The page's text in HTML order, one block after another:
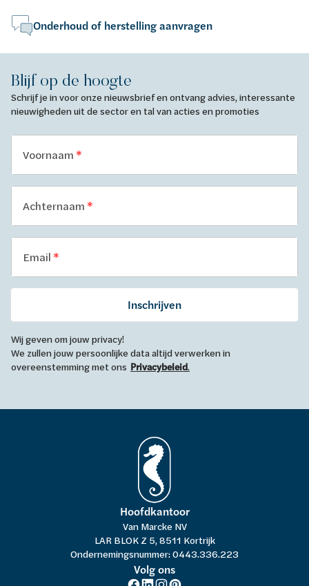
Onderhoud of herstelling aanvragen
Blijf op de hoogte
Schrijf je in voor onze nieuwsbrief en ontvang advies, interessante
nieuwigheden uit de sector en tal van acties en promoties
Voornaam
Achternaam
Email
Inschrijven
Wij geven om jouw privacy!
We zullen jouw persoonlijke data altijd verwerken in
overeenstemming met ons Privacybeleid.
Hoofdkantoor
Van Marcke NV
LAR BLOK Z 5, 8511 Kortrijk
Ondernemingsnummer: 0443.336.223
Volg ons